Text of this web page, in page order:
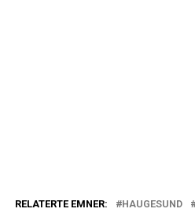
RELATERTE EMNER: HAUGESUND